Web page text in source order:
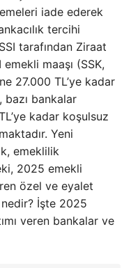
iade ederek
tercihi
tarafından Ziraat
emekli maaşı (SSK,
27.000 TL’ye kadar
bankalar
kadar koşulsuz
Yeni
emeklilik
2025 emekli
özel ve eyalet
İşte 2025
veren bankalar ve